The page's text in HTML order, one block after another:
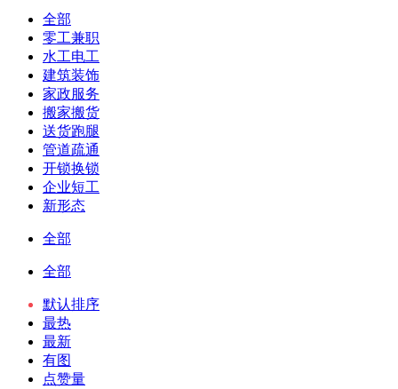
全部
零工兼职
水工电工
建筑装饰
家政服务
搬家搬货
送货跑腿
管道疏通
开锁换锁
企业短工
新形态
全部
全部
默认排序
最热
最新
有图
点赞量